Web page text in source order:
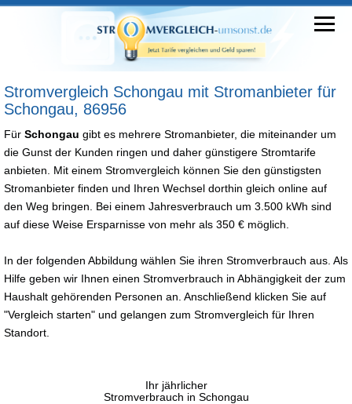
Stromvergleich Schongau mit Stromanbieter für
Schongau, 86956
Für Schongau gibt es mehrere Stromanbieter, die miteinander um
die Gunst der Kunden ringen und daher günstigere Stromtarife
anbieten. Mit einem Stromvergleich können Sie den günstigsten
Stromanbieter finden und Ihren Wechsel dorthin gleich online auf
den Weg bringen. Bei einem Jahresverbrauch um 3.500 kWh sind
auf diese Weise Ersparnisse von mehr als 350 € möglich.
In der folgenden Abbildung wählen Sie ihren Stromverbrauch aus. Als
Hilfe geben wir Ihnen einen Stromverbrauch in Abhängigkeit der zum
Haushalt gehörenden Personen an. Anschließend klicken Sie auf
"Vergleich starten" und gelangen zum Stromvergleich für Ihren
Standort.
Ihr jährlicher
Stromverbrauch in Schongau